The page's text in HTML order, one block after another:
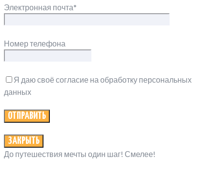
Электронная почта*
Номер телефона
Я даю своё согласие на обработку персональных
данных
ЗАКРЫТЬ
До путешествия мечты один шаг! Смелее!